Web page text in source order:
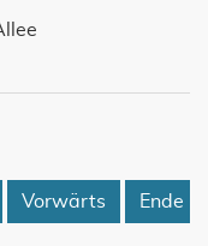
Vorwärts Ende